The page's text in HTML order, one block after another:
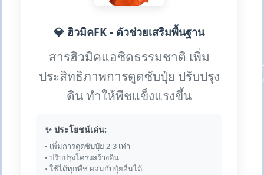
💎 ฮิวมิคFK - ตัวช่วยเสริมพื้นฐาน
สารฮิวมิคแอซิดธรรมชาติ เพิ่ม
ประสิทธิภาพการดูดซับปุ๋ย ปรับปรุง
ดิน ทำให้พืชแข็งแรงขึ้น
✨ ประโยชน์เด่น:
• เพิ่มการดูดซับปุ๋ย 2-3 เท่า
• ปรับปรุงโครงสร้างดิน
• ใช้ได้ทุกพืช ผสมกับปุ๋ยอื่นได้